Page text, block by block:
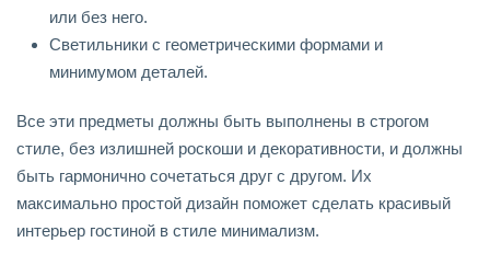
или без него.
Светильники с геометрическими формами и
минимумом деталей.
Все эти предметы должны быть выполнены в строгом
стиле, без излишней роскоши и декоративности, и должны
быть гармонично сочетаться друг с другом. Их
максимально простой дизайн поможет сделать красивый
интерьер гостиной в стиле минимализм.